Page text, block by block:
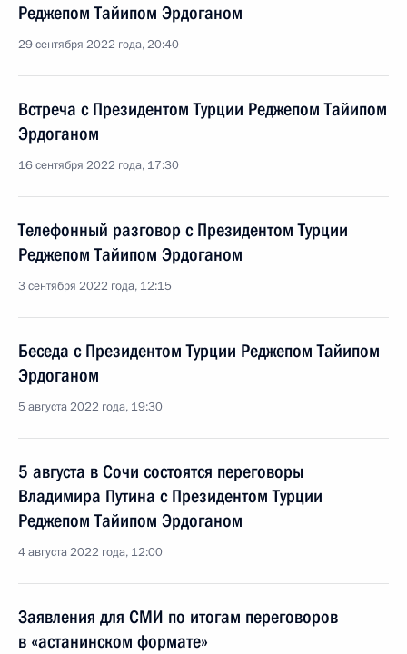
Реджепом Тайипом Эрдоганом
29 сентября 2022 года, 20:40
Встреча с Президентом Турции Реджепом Тайипом
Эрдоганом
16 сентября 2022 года, 17:30
Телефонный разговор с Президентом Турции
Реджепом Тайипом Эрдоганом
3 сентября 2022 года, 12:15
Беседа с Президентом Турции Реджепом Тайипом
Эрдоганом
5 августа 2022 года, 19:30
5 августа в Сочи состоятся переговоры
Владимира Путина с Президентом Турции
Реджепом Тайипом Эрдоганом
4 августа 2022 года, 12:00
Заявления для СМИ по итогам переговоров
в «астанинском формате»